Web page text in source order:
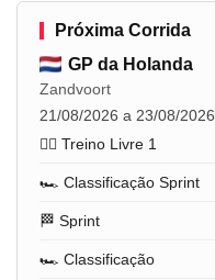
Próxima Corrida
GP da Holanda
Zandvoort
21/08/2026 a 23/08/2026
🏋️‍♂️ Treino Livre 1
🏎️ Classificação Sprint
🏁 Sprint
🏎️ Classificação